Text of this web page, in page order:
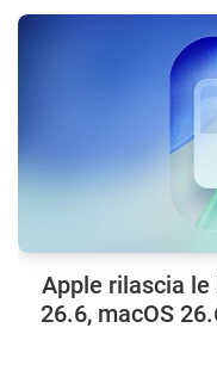
Apple rilascia le
26.6, macOS